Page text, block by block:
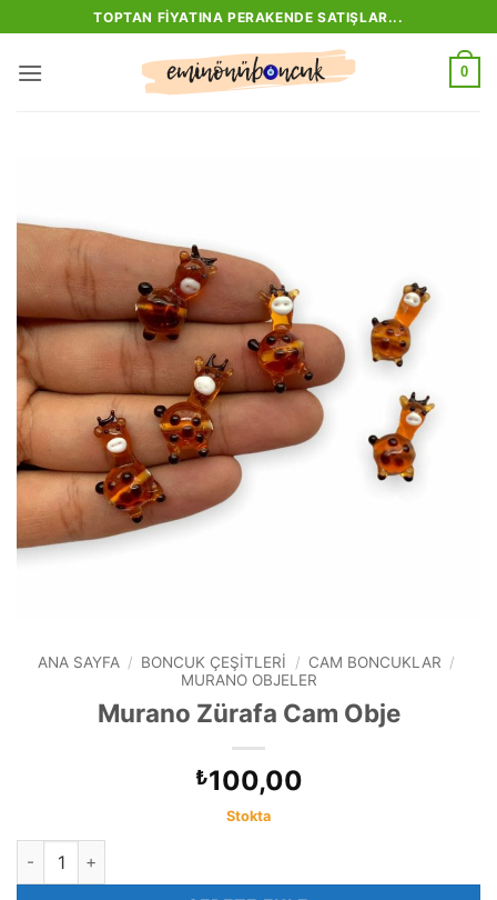
atla
TOPTAN FIYATINA PERAKENDE SATIŞLAR...
0
ANA SAYFA / BONCUK ÇEŞITLERI / CAM BONCUKLAR /
MURANO OBJELER
Murano Zürafa Cam Obje
₺100,00
Stokta
Murano Zürafa Cam Obje adet